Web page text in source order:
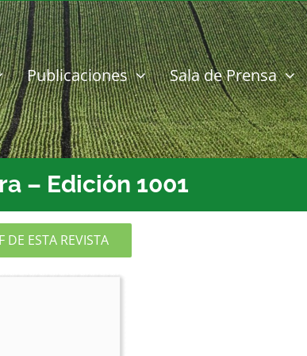
Publicaciones Sala de Prensa
– Edición 1001
DE ESTA REVISTA